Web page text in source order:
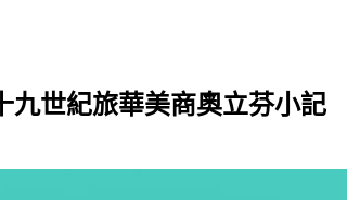
世紀旅華美商奧立芬小記